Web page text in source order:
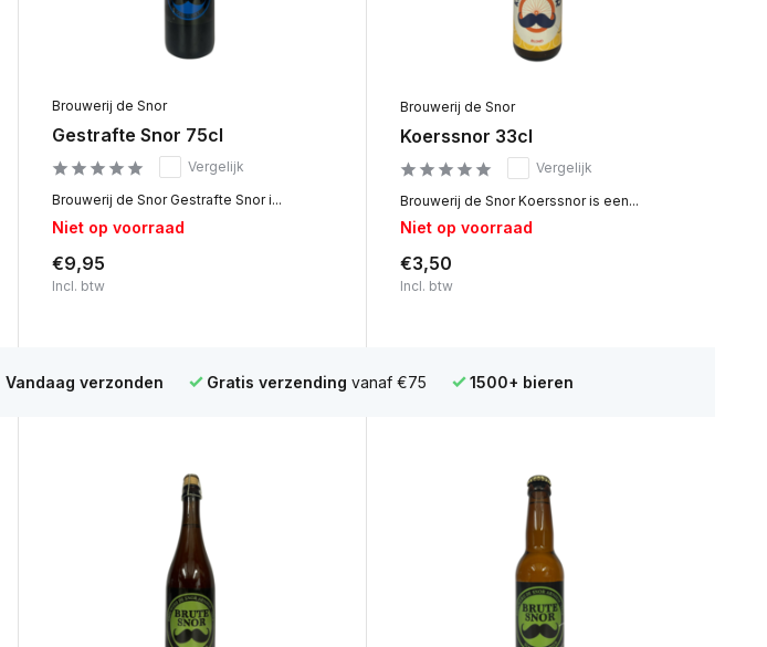
Brouwerij de Snor
Gestrafte Snor 75cl
Vergelijk
Brouwerij de Snor Gestrafte Snor i...
Niet op voorraad
€9,95
Incl. btw
Brouwerij de Snor
Koerssnor 33cl
Vergelijk
Brouwerij de Snor Koerssnor is een...
Niet op voorraad
€3,50
Incl. btw
Vandaag verzonden Gratis verzending vanaf €75 1500+ bieren